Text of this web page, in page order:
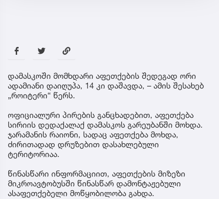
დამასკოში მომხდარი აფეთქების შედეგად ორი
ადამიანი დაიღუპა, 14 კი დაშავდა, – ამის შესახებ
„როიტერი“ წერს.
ოფიციალური პირების განცხადებით, აფეთქება
სირიის დედაქალაქ დამასკოს გარეუბანში მოხდა.
ჯარამანის რაიონი, სადაც აფეთქება მოხდა,
ძირითადად დრუზებით დასახლებული
ტერიტორიაა.
წინასწარი ინფორმაციით, აფეთქების მიზეზი
მიკროავტობუსში წინასწარ დამონტაჟებული
ასაფეთქებელი მოწყობილობა გახდა.